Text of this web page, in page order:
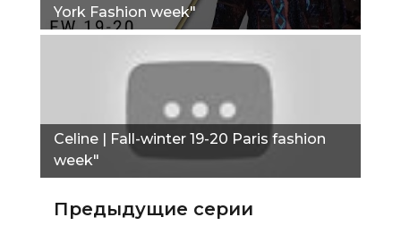
York Fashion week"
Сeline | Fall-winter 19-20 Paris fashion
week"
Предыдущие серии